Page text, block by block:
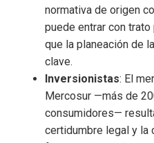
normativa de origen
puede entrar con
que la planeación de
clave.
Inversionistas: El
Mercosur —más de
consumidores—
certidumbre legal y la